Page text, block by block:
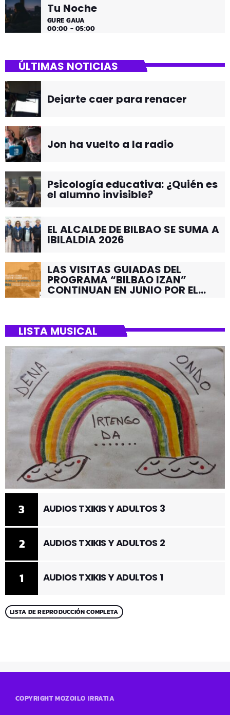
Tu Noche
GURE GAUA
00:00 - 05:00
ÚLTIMAS NOTICIAS
Dejarte caer para renacer
Jon ha vuelto a la radio
Psicología educativa: ¿Quién es
el alumno invisible?
EL ALCALDE DE BILBAO SE SUMA A
IBILALDIA 2026
LAS VISITAS GUIADAS DEL
PROGRAMA “BILBAO IZAN”
CONTINUAN EN JUNIO POR EL
LISTA MUSICAL
1 AUDIOS TXIKIS Y ADULTOS 1
2 AUDIOS TXIKIS Y ADULTOS 2
3 AUDIOS TXIKIS Y ADULTOS 3
LISTA DE REPRODUCCIÓN COMPLETA
COPYRIGHT MOZOILO IRRATIA